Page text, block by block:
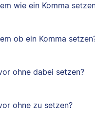
wie ein Komma
ob ein Komma
ohne dabei setzen?
ohne zu setzen?